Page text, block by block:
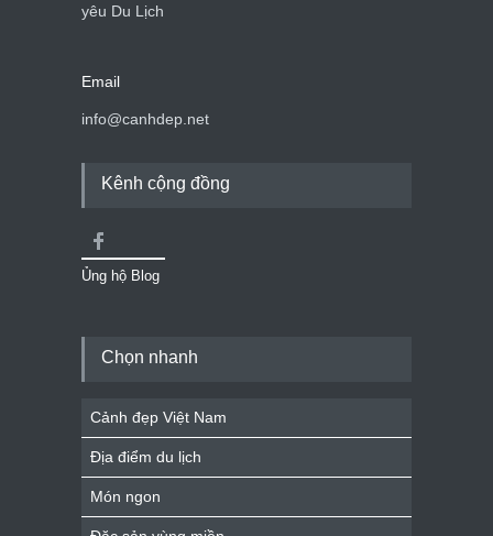
yêu Du Lịch
Email
info@canhdep.net
Kênh cộng đồng
Ủng hộ Blog
Chọn nhanh
Cảnh đẹp Việt Nam
Địa điểm du lịch
Món ngon